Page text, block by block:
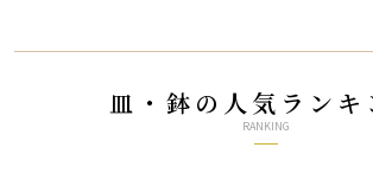
皿・鉢の人気ランキ
RANKING